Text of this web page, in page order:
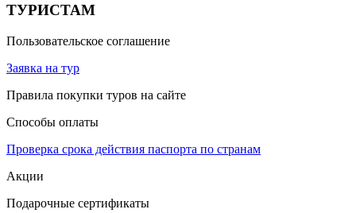
ТУРИСТАМ
Пользовательское соглашение
Заявка на тур
Правила покупки туров на сайте
Способы оплаты
Проверка срока действия паспорта по странам
Акции
Подарочные сертификаты